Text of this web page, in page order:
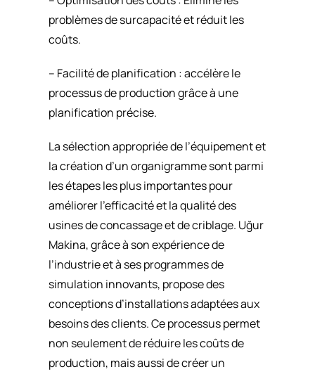
problèmes de surcapacité et réduit les
coûts.
– Facilité de planification : accélère le
processus de production grâce à une
planification précise.
La sélection appropriée de l’équipement et
la création d’un organigramme sont parmi
les étapes les plus importantes pour
améliorer l’efficacité et la qualité des
usines de concassage et de criblage. Uğur
Makina, grâce à son expérience de
l’industrie et à ses programmes de
simulation innovants, propose des
conceptions d’installations adaptées aux
besoins des clients. Ce processus permet
non seulement de réduire les coûts de
production, mais aussi de créer un